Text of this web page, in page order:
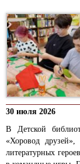
30 июля 2026
В Детской
«Хоровод
литературных